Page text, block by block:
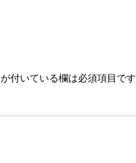
が付いている欄は必須項目です